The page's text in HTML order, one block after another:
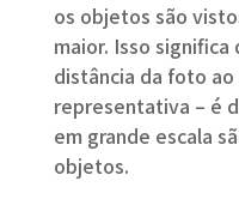
os objetos são
maior. Isso
distância da foto
representativa – é
em grande escala
objetos.